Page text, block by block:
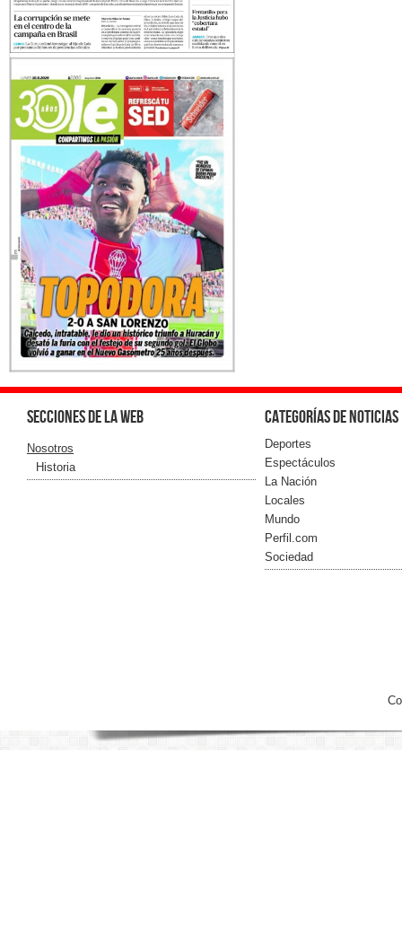
Secciones de la web
Nosotros
Historia
Categorías de noticias
Deportes
Espectáculos
La Nación
Locales
Mundo
Perfil.com
Sociedad